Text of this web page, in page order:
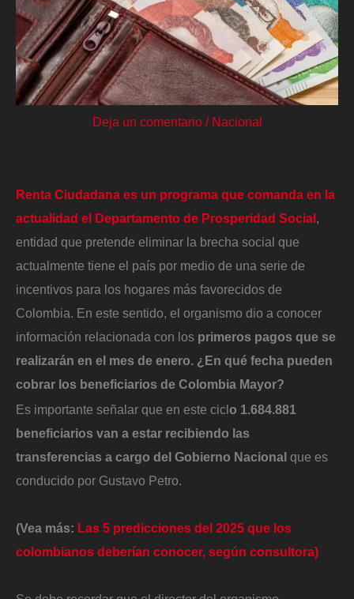
Deja un comentario / Nacional
Renta Ciudadana es un programa que comanda en la
actualidad el Departamento de Prosperidad Social,
entidad que pretende eliminar la brecha social que
actualmente tiene el país por medio de una serie de
incentivos para los hogares más favorecidos de
Colombia. En este sentido, el organismo dio a conocer
información relacionada con los primeros pagos que se
realizarán en el mes de enero. ¿En qué fecha pueden
cobrar los beneficiarios de Colombia Mayor?
Es importante señalar que en este ciclo 1.684.881
beneficiarios van a estar recibiendo las
transferencias a cargo del Gobierno Nacional que es
conducido por Gustavo Petro.
(Vea más: Las 5 predicciones del 2025 que los
colombianos deberían conocer, según consultora)